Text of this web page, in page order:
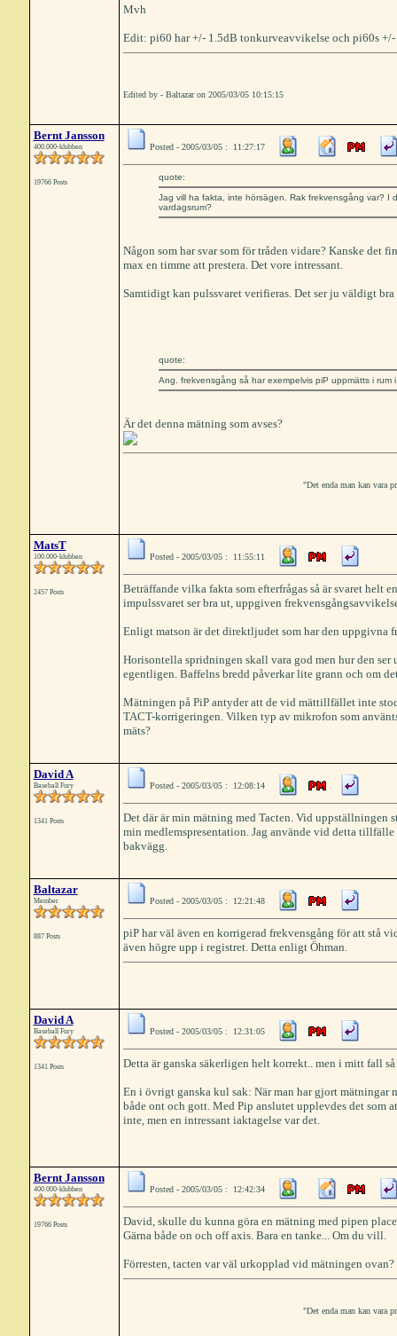
Mvh
Edit: pi60 har +/- 1.5dB tonkurveavvikelse och pi60s
Edited by - Baltazar on 2005/03/05 10:15:15
Bernt Jansson
400.000-klubben
19766 Posts
Posted - 2005/03/05 : 11:27:17
quote:
Jag vill ha fakta, inte hörsägen. Rak frekvensgång var? I
vardagsrum?
Någon som har svar som för tråden vidare? Kanske det
max en timme att prestera. Det vore intressant.
Samtidigt kan pulssvaret verifieras. Det ser ju väldigt bra
quote:
Ang. frekvensgång så har exempelvis piP uppmätts i rum
Är det denna mätning som avses?
"Det enda man kan vara
MatsT
100.000-klubben
2457 Posts
Posted - 2005/03/05 : 11:55:11
Beträffande vilka fakta som efterfrågas så är svaret
impulssvaret ser bra ut, uppgiven
Enligt matson är det direktljudet som har den uppgivna
Horisontella spridningen skall vara god men hur den
egentligen. Baffelns bredd påverkar lite grann och om
Mätningen på PiP antyder att de vid mättillfället inte
TACT-korrigeringen. Vilken typ av mikrofon som
mäts?
David A
Baseball Fury
1341 Posts
Posted - 2005/03/05 : 12:08:14
Det där är min mätning med Tacten. Vid uppställningen
min medlemspresentation. Jag använde vid detta
bakvägg.
Baltazar
Member
887 Posts
Posted - 2005/03/05 : 12:21:48
piP har väl även en korrigerad frekvensgång för att stå
även högre upp i registret. Detta enligt Öhman.
David A
Baseball Fury
1341 Posts
Posted - 2005/03/05 : 12:31:05
Detta är ganska säkerligen helt korrekt.. men i mitt fall
En i övrigt ganska kul sak: När man har gjort mätningar
både ont och gott. Med Pip anslutet upplevdes det som
inte, men en intressant iaktagelse var det.
Bernt Jansson
400.000-klubben
19766 Posts
Posted - 2005/03/05 : 12:42:34
David, skulle du kunna göra en mätning med pipen
Gärna både on och off axis. Bara en tanke... Om du vill.
Förresten, tacten var väl urkopplad vid mätningen ovan?
"Det enda man kan vara